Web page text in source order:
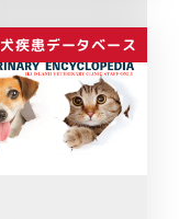
犬疾患データベース